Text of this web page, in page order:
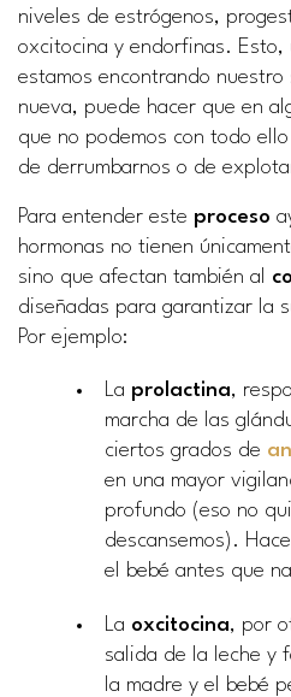
niveles de estrógenos,
oxcitocina y endorfinas. Esto,
estamos encontrando
nueva, puede hacer que en
que no podemos con todo
de derrumbarnos o de
Para entender este proceso
hormonas no tienen
sino que afectan también al
diseñadas para garantizar la
Por ejemplo:
La prolactina,
marcha de las
ciertos grados de
en una mayor
profundo (eso no
descansemos).
el bebé antes que
La oxcitocina, por
salida de la leche y
la madre y el bebé